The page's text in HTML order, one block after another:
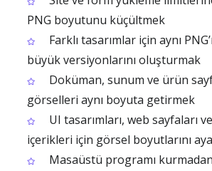
PNG boyutunu küçültmek
Farklı tasarımlar için aynı
büyük versiyonlarını oluşturmak
Doküman, sunum ve ürün
görselleri aynı boyuta getirmek
UI tasarımları, web sayfaları
içerikleri için görsel boyutlarını
Masaüstü programı